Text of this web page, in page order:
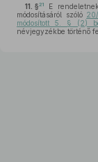
11. §21
E
módosításáról szóló
módosított 5. § (2)
névjegyzékbe történő